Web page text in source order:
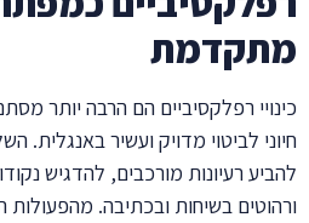
מתקדמת
כינויי רפלקסיביים הם הרבה יותר
חיוני לביטוי מדויק ועשיר
להביע רעיונות מורכבים, להדגיש
ורהוטים בשיחות ובכתיבה. מהפעולות